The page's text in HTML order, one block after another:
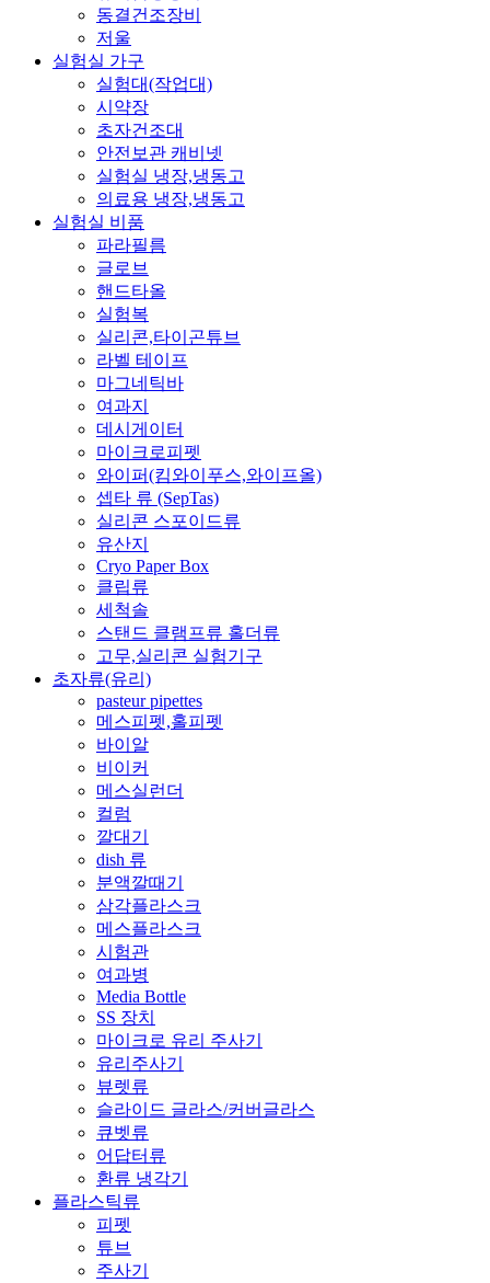
동결건조장비
저울
실험실 가구
실험대(작업대)
시약장
초자건조대
안전보관 캐비넷
실험실 냉장,냉동고
의료용 냉장,냉동고
실험실 비품
파라필름
글로브
핸드타올
실험복
실리콘,타이곤튜브
라벨 테이프
마그네틱바
여과지
데시게이터
마이크로피펫
와이퍼(킴와이푸스,와이프올)
셉타 류 (SepTas)
실리콘 스포이드류
유산지
Cryo Paper Box
클립류
세척솔
스탠드 클램프류 홀더류
고무,실리콘 실험기구
초자류(유리)
pasteur pipettes
메스피펫,홀피펫
바이알
비이커
메스실런더
컬럼
깔대기
dish 류
분액깔때기
삼각플라스크
메스플라스크
시험관
여과병
Media Bottle
SS 장치
마이크로 유리 주사기
유리주사기
뷰렛류
슬라이드 글라스/커버글라스
큐벳류
어답터류
환류 냉각기
플라스틱류
피펫
튜브
주사기